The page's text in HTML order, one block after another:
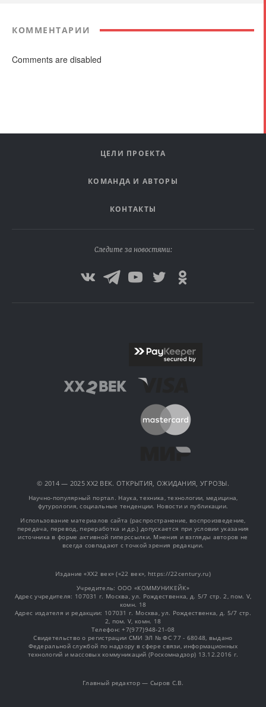
КОММЕНТАРИИ
Comments are disabled
ЦЕЛИ ПРОЕКТА
КОМАНДА И АВТОРЫ
КОНТАКТЫ
Следите за новостями:
© 2014 — 2025 XX2 ВЕК. ОТКРЫТИЯ, ОЖИДАНИЯ, УГРОЗЫ.
Научно-популярный портал. Наука, техника, технологии, медицина,
футурология, социальные тенденции. Новости и публикации.
Использование материалов сайта (распространение, воспроизведение,
передача, перевод, переработка и др.) допускается при условии указания
источника в форме активной гиперссылки. Мнения и взгляды авторов не
всегда совпадают с точкой зрения редакции.
Издание «XX2 век» («22 век», https://22century.ru)
Учредитель: OOO «КОММУНИКЕЙК»
Адрес учредителя: 107031 г. Москва, ул. Рождественка, д. 5/7 стр. 2, пом. V,
комн. 18
Адрес издателя и редакции: 107031 г. Москва, ул. Рождественка, д. 5/7 стр.
2, пом. V, комн. 18
Телефон: +7(977)948-21-08
Свидетельство о регистрации СМИ ЭЛ № ФС 77 - 68048, выдано
Федеральной службой по надзору в сфере связи, информационных
технологий и массовых коммуникаций (Роскомнадзор) 13.12.2016 г.
Главный редактор — Сыров С.В.